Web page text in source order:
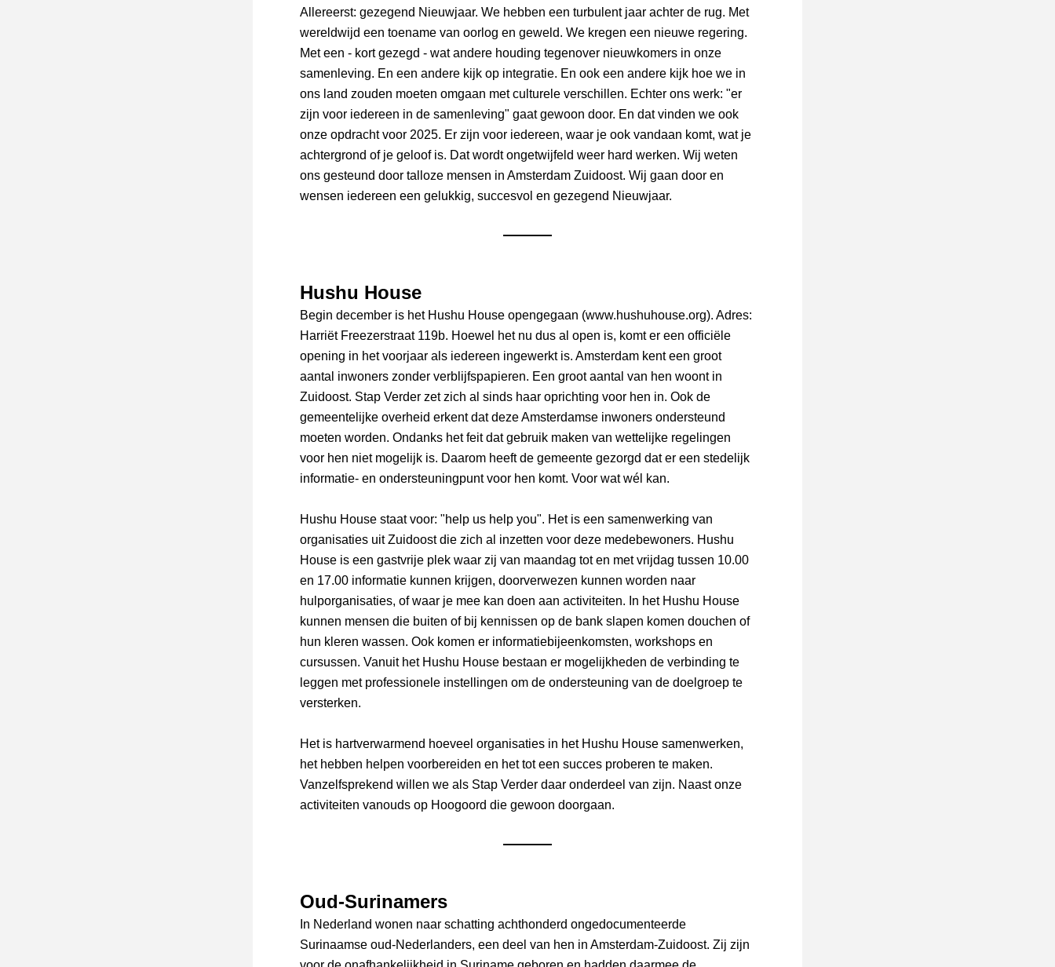
Allereerst: gezegend Nieuwjaar. We hebben een turbulent jaar achter de rug. Met
wereldwijd een toename van oorlog en geweld. We kregen een nieuwe regering.
Met een - kort gezegd - wat andere houding tegenover nieuwkomers in onze
samenleving. En een andere kijk op integratie. En ook een andere kijk hoe we in
ons land zouden moeten omgaan met culturele verschillen. Echter ons werk: "er
zijn voor iedereen in de samenleving" gaat gewoon door. En dat vinden we ook
onze opdracht voor 2025. Er zijn voor iedereen, waar je ook vandaan komt, wat je
achtergrond of je geloof is. Dat wordt ongetwijfeld weer hard werken. Wij weten
ons gesteund door talloze mensen in Amsterdam Zuidoost. Wij gaan door en
wensen iedereen een gelukkig, succesvol en gezegend Nieuwjaar.
Hushu House
Begin december is het Hushu House opengegaan (www.hushuhouse.org). Adres:
Harriët Freezerstraat 119b. Hoewel het nu dus al open is, komt er een officiële
opening in het voorjaar als iedereen ingewerkt is. Amsterdam kent een groot
aantal inwoners zonder verblijfspapieren. Een groot aantal van hen woont in
Zuidoost. Stap Verder zet zich al sinds haar oprichting voor hen in. Ook de
gemeentelijke overheid erkent dat deze Amsterdamse inwoners ondersteund
moeten worden. Ondanks het feit dat gebruik maken van wettelijke regelingen
voor hen niet mogelijk is. Daarom heeft de gemeente gezorgd dat er een stedelijk
informatie- en ondersteuningpunt voor hen komt. Voor wat wél kan.
Hushu House staat voor: "help us help you". Het is een samenwerking van
organisaties uit Zuidoost die zich al inzetten voor deze medebewoners. Hushu
House is een gastvrije plek waar zij van maandag tot en met vrijdag tussen 10.00
en 17.00 informatie kunnen krijgen, doorverwezen kunnen worden naar
hulporganisaties, of waar je mee kan doen aan activiteiten. In het Hushu House
kunnen mensen die buiten of bij kennissen op de bank slapen komen douchen of
hun kleren wassen. Ook komen er informatiebijeenkomsten, workshops en
cursussen. Vanuit het Hushu House bestaan er mogelijkheden de verbinding te
leggen met professionele instellingen om de ondersteuning van de doelgroep te
versterken.
Het is hartverwarmend hoeveel organisaties in het Hushu House samenwerken,
het hebben helpen voorbereiden en het tot een succes proberen te maken.
Vanzelfsprekend willen we als Stap Verder daar onderdeel van zijn. Naast onze
activiteiten vanouds op Hoogoord die gewoon doorgaan.
Oud-Surinamers
In Nederland wonen naar schatting achthonderd ongedocumenteerde
Surinaamse oud-Nederlanders, een deel van hen in Amsterdam-Zuidoost. Zij zijn